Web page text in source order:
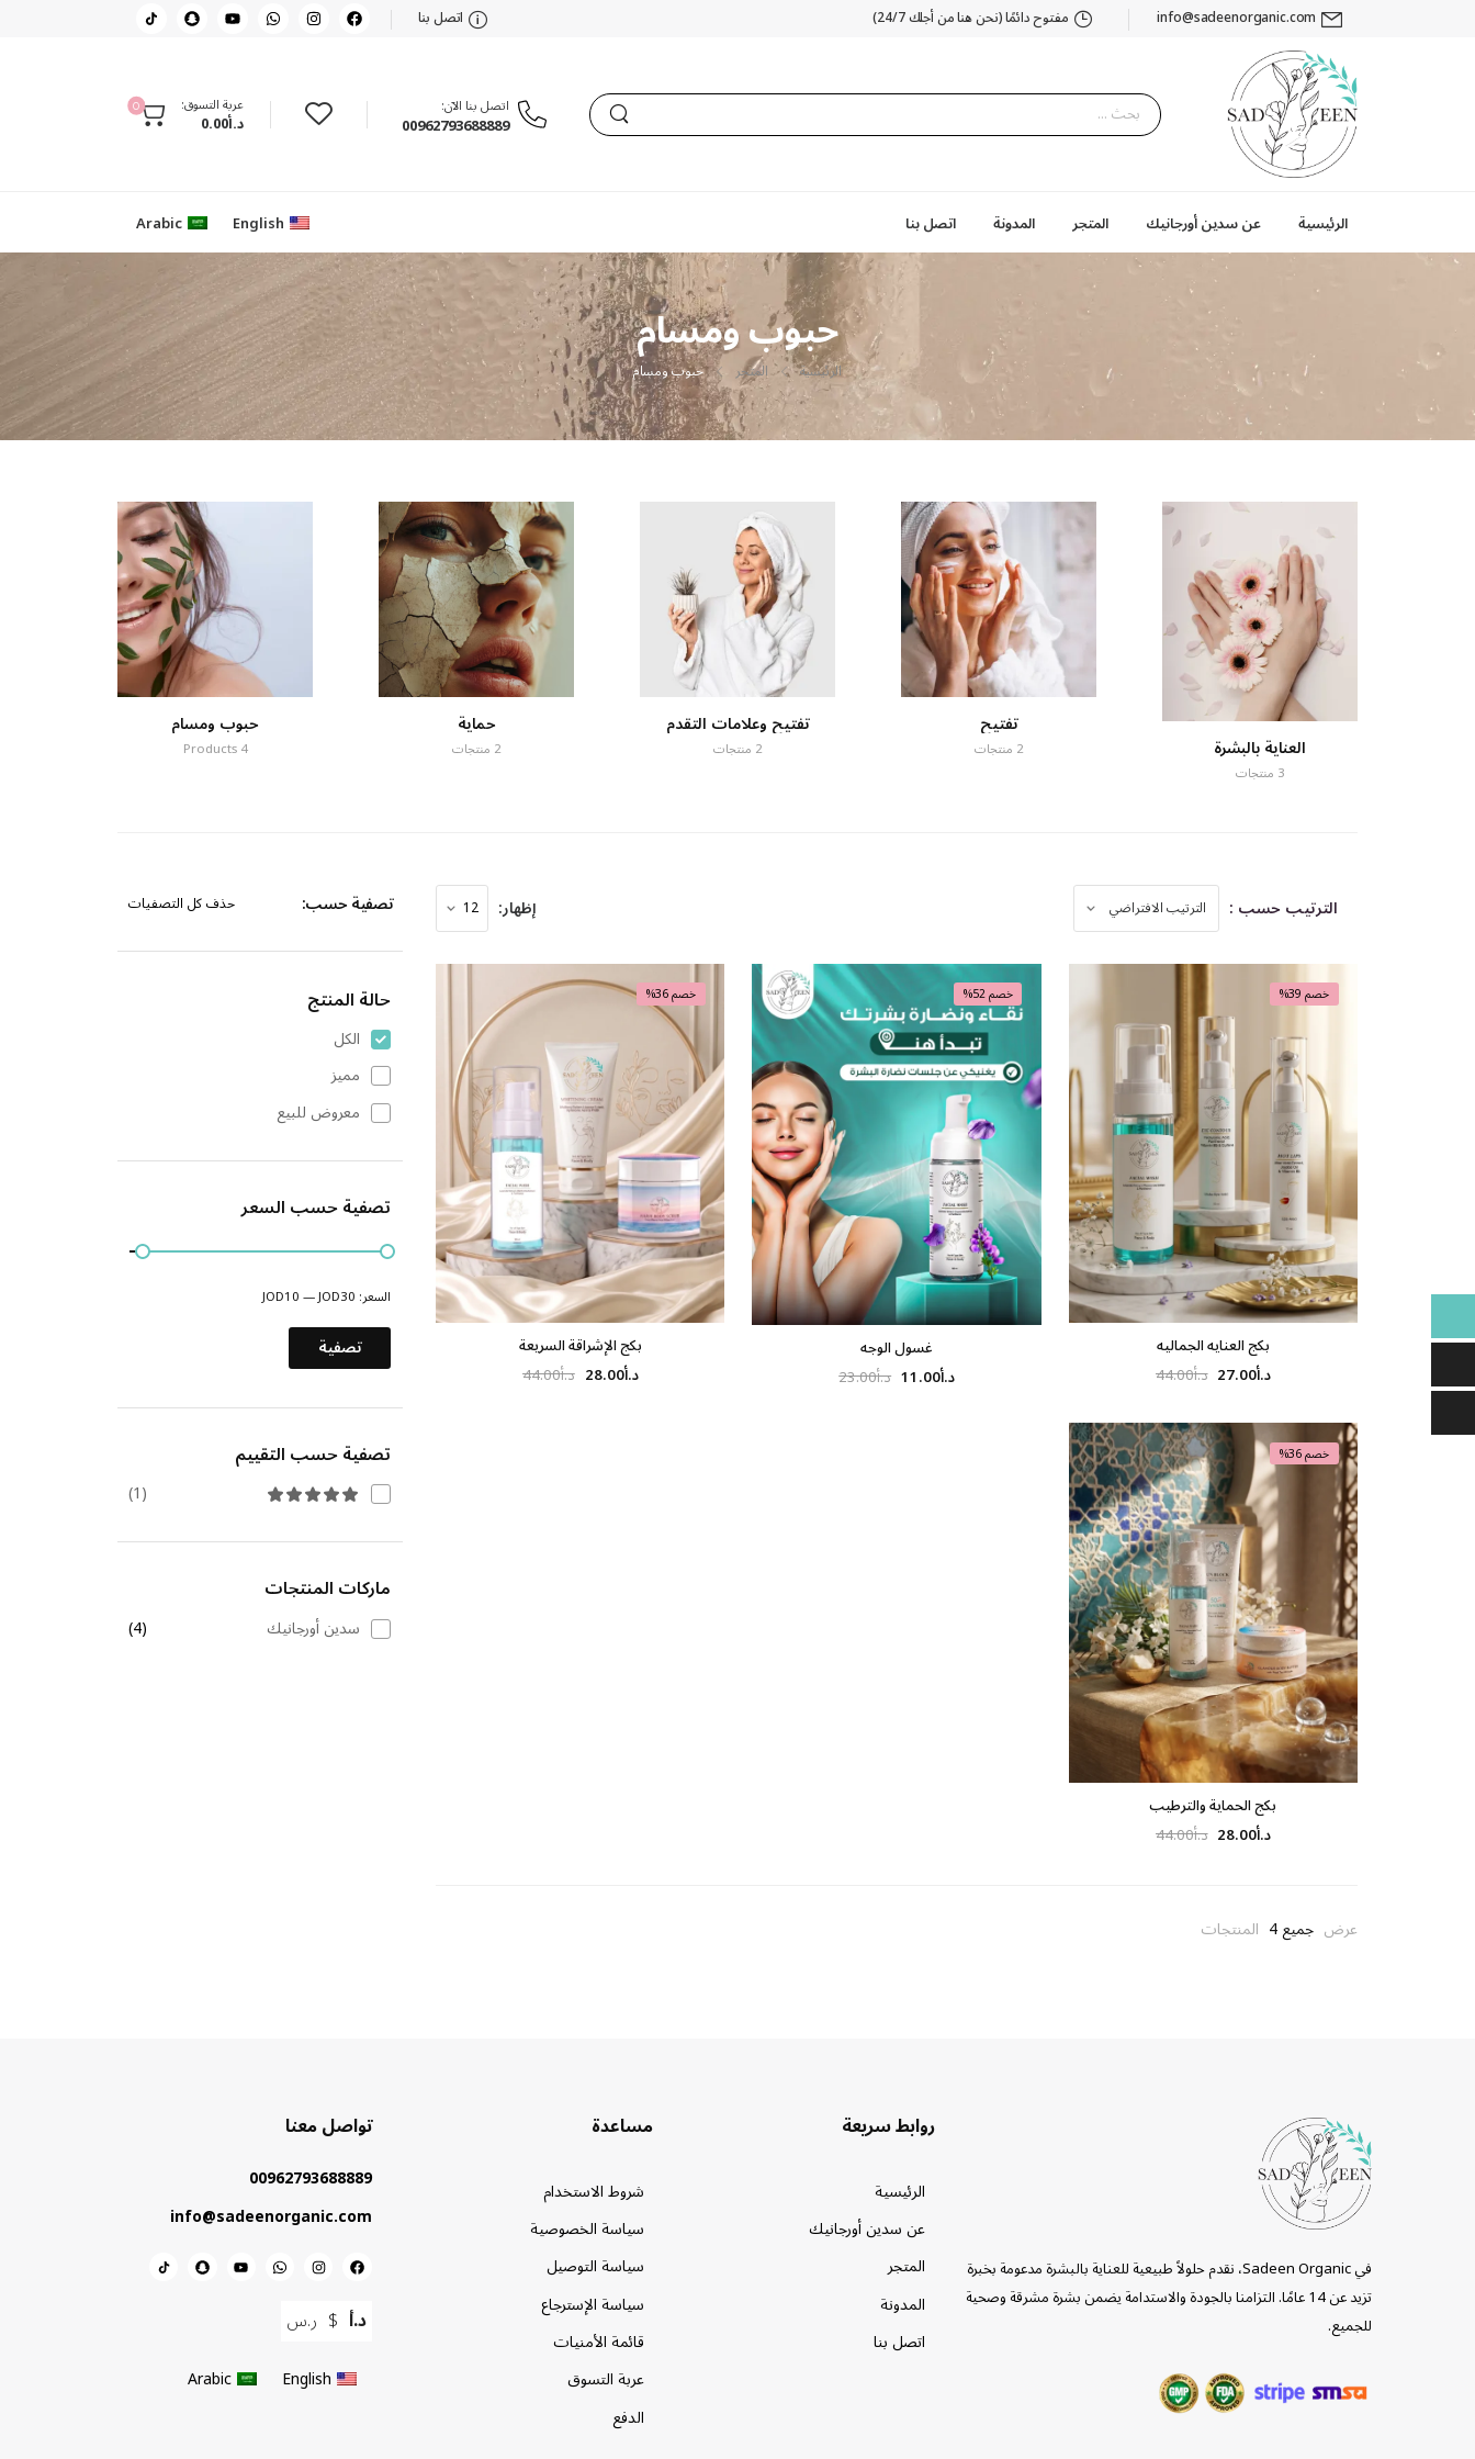
info@sadeenorganic.com مفتوح دائمًا (نحن هنا من أجلك 24/7) اتصل بنا
اتصل بنا الآن:
00962793688889
عربة التسوق:
د.أ0.00
0
الرئيسية عن سدين أورجانيك المتجر المدونة اتصل بنا English
Arabic
حبوب ومسام
الرئيسية المتجر حبوب ومسام
العناية بالبشرة
3 منتجات
تفتيح
2 منتجات
تفتيح وعلامات التقدم
2 منتجات
حماية
2 منتجات
حبوب ومسام
4 Products
تصفية حسب: حذف كل التصفيات
حالة المنتج
الكل
مميز
معروض للبيع
تصفية حسب السعر
تصفية
السعر: JOD10—JOD30
تصفية حسب التقييم
(1)
ماركات المنتجات
سدين أورجانيك (4)
الترتيب حسب : إظهار:
خصم 39%
بكج العنايه الجماليه
د.أ27.00 د.أ44.00
خصم 52%
غسول الوجه
د.أ11.00 د.أ23.00
خصم 36%
بكج الإشراقة السريعة
د.أ28.00 د.أ44.00
خصم 36%
بكج الحماية والترطيب
د.أ28.00 د.أ44.00
عرض جميع 4 المنتجات
في Sadeen Organic، نقدم حلولاً طبيعية للعناية بالبشرة مدعومة بخبرة
تزيد عن 14 عامًا. التزامنا بالجودة والاستدامة يضمن بشرة مشرقة وصحية
للجميع.
تواصل معنا
00962793688889
info@sadeenorganic.com
د.أ $ ر.س
English
Arabic
روابط سريعة
الرئيسية
عن سدين أورجانيك
المتجر
المدونة
اتصل بنا
مساعدة
شروط الاستخدام
سياسة الخصوصية
سياسة التوصيل
سياسة الإسترجاع
قائمة الأمنيات
عربة التسوق
الدفع